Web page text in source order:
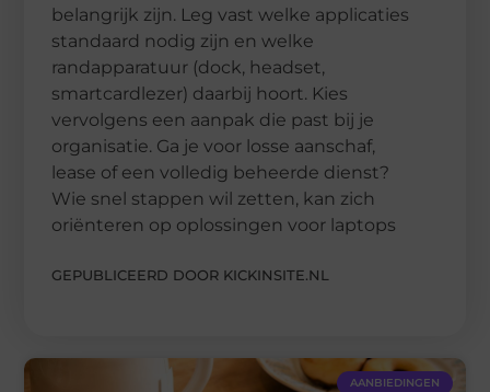
belangrijk zijn. Leg vast welke applicaties
standaard nodig zijn en welke
randapparatuur (dock, headset,
smartcardlezer) daarbij hoort. Kies
vervolgens een aanpak die past bij je
organisatie. Ga je voor losse aanschaf,
lease of een volledig beheerde dienst?
Wie snel stappen wil zetten, kan zich
oriënteren op oplossingen voor laptops
GEPUBLICEERD DOOR KICKINSITE.NL
AANBIEDINGEN